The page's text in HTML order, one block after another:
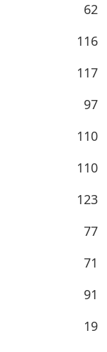
62
116
117
97
110
110
123
77
71
91
19